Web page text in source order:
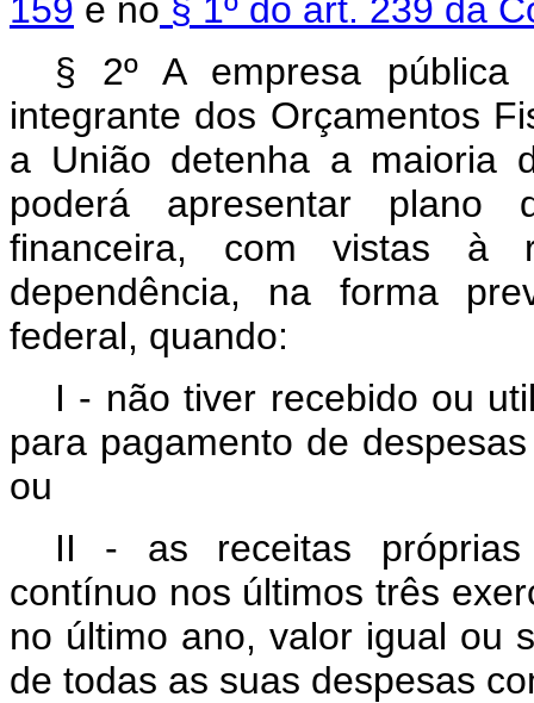
159 e no § 1º do art. 239 da
§ 2º A empresa pública
integrante dos Orçamentos
a União detenha a maioria
poderá apresentar plano
financeira, com vistas à
dependência, na forma
federal, quando:
I - não tiver recebido ou
para pagamento de
ou
II - as receitas próprias
contínuo nos últimos três
no último ano, valor igual ou
de todas as suas despesas